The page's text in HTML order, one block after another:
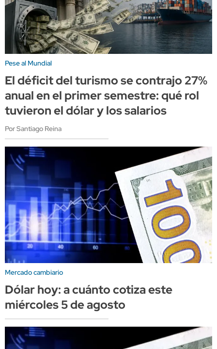
Pese al Mundial
El déficit del turismo se contrajo 27%
anual en el primer semestre: qué rol
tuvieron el dólar y los salarios
Por Santiago Reina
Mercado cambiario
Dólar hoy: a cuánto cotiza este
miércoles 5 de agosto